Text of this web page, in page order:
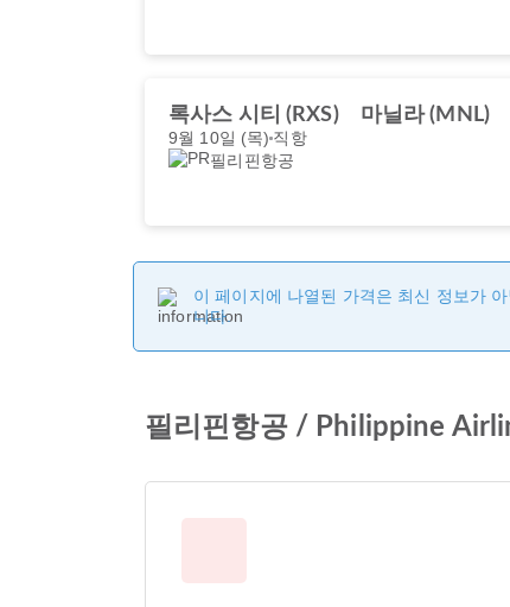
록사스 시티 (RXS) 마닐라 (MNL)
9월 10일 (목) 직항
필리핀항공
이 페이지에 나열된 가격은 최신 정보가
니다.
필리핀항공 / Philippine